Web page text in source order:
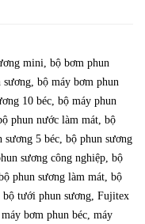
mini, bộ bơm phun
sương, bộ máy bơm phun
10 béc, bộ máy phun
phun nước làm mát, bộ
sương 5 béc, bộ phun sương
sương công nghiệp, bộ
phun sương làm mát, bộ
bộ tưới phun sương, Fujitex
máy bơm phun béc, máy